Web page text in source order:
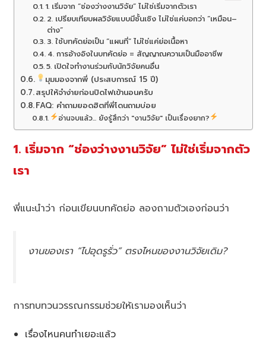
1. เริ่มจาก “ช่องว่างงานวิจัย” ไม่ใช่เริ่มจากตัวเรา
2. เปรียบเทียบผลวิจัยแบบมีชั้นเชิง ไม่ใช่แค่บอกว่า “เหมือน–
ต่าง”
3. ใช้บทคัดย่อเป็น “แผนที่” ไม่ใช่แค่ย่อเนื้อหา
4. การอ้างอิงในบทคัดย่อ = สัญญาณความเป็นมืออาชีพ
5. เปิดใจทำงานร่วมกับนักวิจัยคนอื่น
มุมมองจากพี่ (ประสบการณ์ 15 ปี)
สรุปให้จำง่ายก่อนปิดไฟเข้านอนครับ
FAQ: คำถามยอดฮิตที่พี่โดนถามบ่อย
อ่านจบแล้ว... ยังรู้สึกว่า "งานวิจัย" เป็นเรื่องยาก?
1. เริ่มจาก “ช่องว่างงานวิจัย” ไม่ใช่เริ่มจากตัว
เรา
พี่แนะนำว่า ก่อนเขียนบทคัดย่อ ลองถามตัวเองก่อนว่า
งานของเรา “ไปอุดรูรั่ว” ตรงไหนของงานวิจัยเดิม?
การทบทวนวรรณกรรมช่วยให้เรามองเห็นว่า
เรื่องไหนคนทำเยอะแล้ว